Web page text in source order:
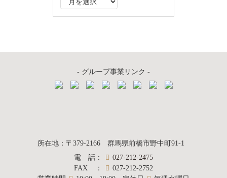
ー
- グループ事業リンク -
質屋かんてい局
前橋店
所在地 ： 〒379-2166群馬県前橋市野中町91-1
電話 ：
027-212-2475
FAX
：
027-212-2752